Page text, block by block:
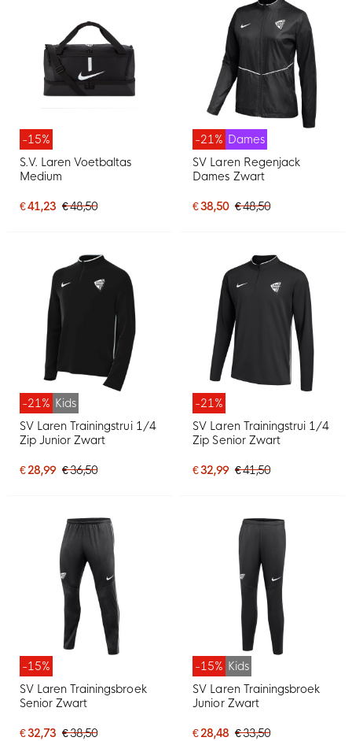
-15%
S.V. Laren Voetbaltas
Medium
€ 41,23 € 48,50
-21% Dames
SV Laren Regenjack
Dames Zwart
€ 38,50 € 48,50
-21% Kids
SV Laren Trainingstrui 1/4
Zip Junior Zwart
€ 28,99 € 36,50
-21%
SV Laren Trainingstrui 1/4
Zip Senior Zwart
€ 32,99 € 41,50
-15%
SV Laren Trainingsbroek
Senior Zwart
€ 32,73 € 38,50
-15% Kids
SV Laren Trainingsbroek
Junior Zwart
€ 28,48 € 33,50